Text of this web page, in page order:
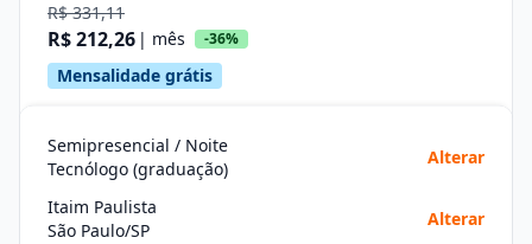
R$ 331,11
R$ 212,26 | mês -36%
Mensalidade grátis
Semipresencial / Noite
Tecnólogo (graduação)
Alterar
Itaim Paulista
São Paulo/SP
Alterar